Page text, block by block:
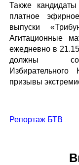
Также
платное
выпуски
Агитационные
ежедневно в
должны
призывы
Репортаж БТВ